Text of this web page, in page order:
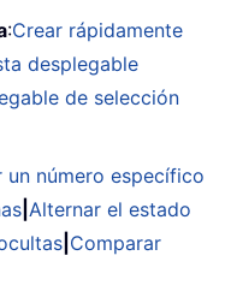
:Crear rápidamente
desplegable
de selección
un número específico
Alternar el estado
Comparar